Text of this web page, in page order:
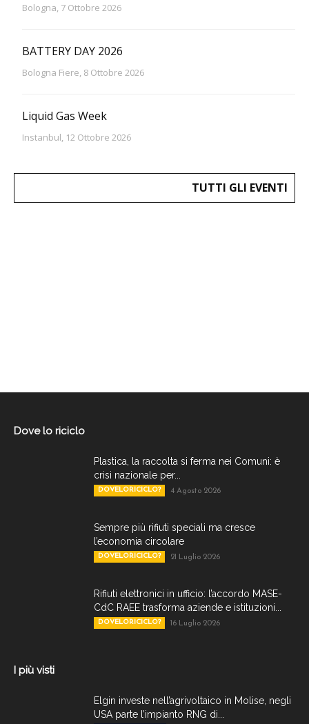
Bologna, 7 Ottobre 2026
BATTERY DAY 2026
Bologna Fiere, 8 Ottobre 2026
Liquid Gas Week
Instanbul, 12 Ottobre 2026
TUTTI GLI EVENTI
Dove lo riciclo
Plastica, la raccolta si ferma nei Comuni: è
crisi nazionale per...
DOVELORICICLO? 4 Agosto 2026
Sempre più rifiuti speciali ma cresce
l’economia circolare
DOVELORICICLO? 21 Luglio 2026
Rifiuti elettronici in ufficio: l’accordo MASE-
CdC RAEE trasforma aziende e istituzioni...
DOVELORICICLO? 16 Luglio 2026
I più visti
Elgin investe nell’agrivoltaico in Molise, negli
USA parte l’impianto RNG di...